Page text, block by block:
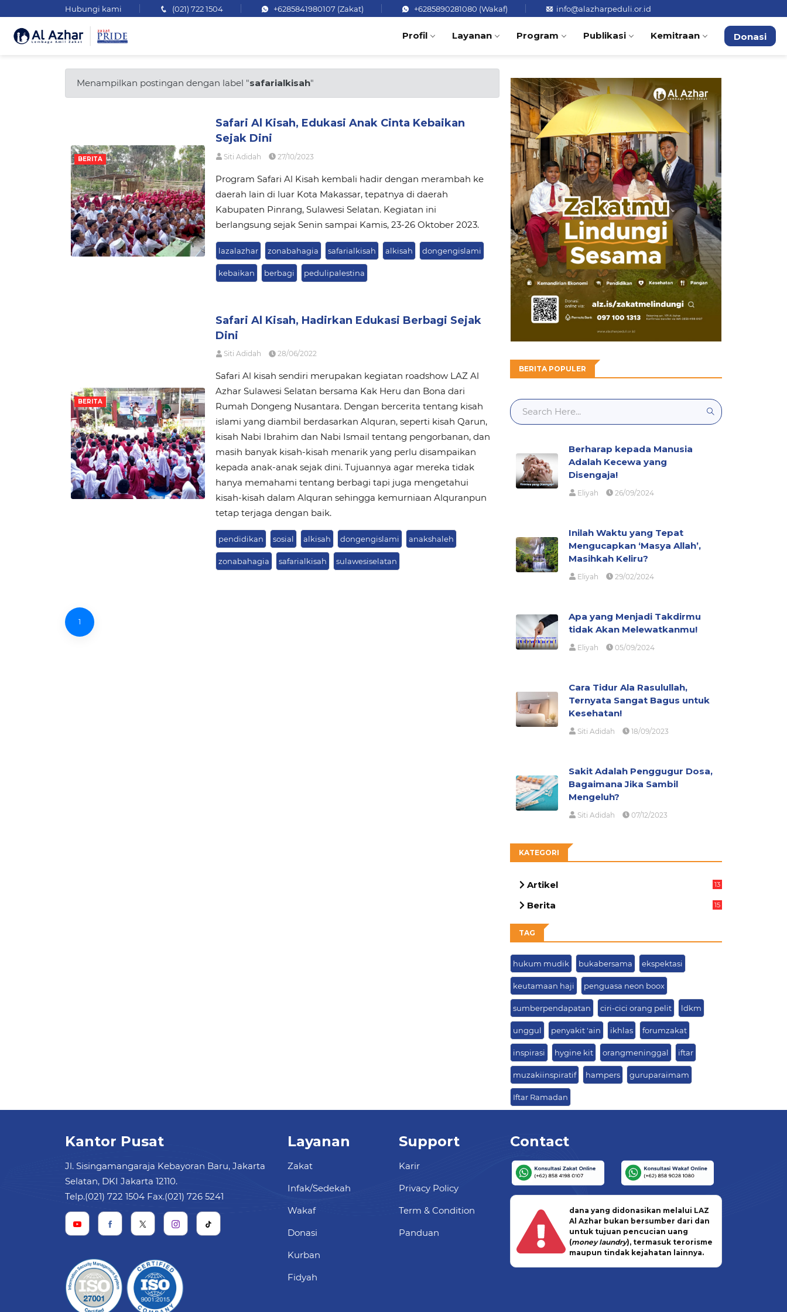
Hubungi kami (021) 722 1504 +6285841980107 (Zakat) +6285890281080 (Wakaf) info@alazharpeduli.or.id
Profil Layanan Program Publikasi Kemitraan Donasi
Menampilkan postingan dengan label "safarialkisah"
BERITA
Safari Al Kisah, Edukasi Anak Cinta Kebaikan
Sejak Dini
Siti Adidah 27/10/2023
Program Safari Al Kisah kembali hadir dengan merambah ke
daerah lain di luar Kota Makassar, tepatnya di daerah
Kabupaten Pinrang, Sulawesi Selatan. Kegiatan ini
berlangsung sejak Senin sampai Kamis, 23-26 Oktober 2023.
lazalazhar zonabahagia safarialkisah alkisah dongengislami
kebaikan berbagi pedulipalestina
BERITA
Safari Al Kisah, Hadirkan Edukasi Berbagi Sejak
Dini
Siti Adidah 28/06/2022
Safari Al kisah sendiri merupakan kegiatan roadshow LAZ Al
Azhar Sulawesi Selatan bersama Kak Heru dan Bona dari
Rumah Dongeng Nusantara. Dengan bercerita tentang kisah
islami yang diambil berdasarkan Alquran, seperti kisah Qarun,
kisah Nabi Ibrahim dan Nabi Ismail tentang pengorbanan, dan
masih banyak kisah-kisah menarik yang perlu disampaikan
kepada anak-anak sejak dini. Tujuannya agar mereka tidak
hanya memahami tentang berbagi tapi juga mengetahui
kisah-kisah dalam Alquran sehingga kemurniaan Alquranpun
tetap terjaga dengan baik.
pendidikan sosial alkisah dongengislami anakshaleh
zonabahagia safarialkisah sulawesiselatan
1
BERITA POPULER
Berharap kepada Manusia
Adalah Kecewa yang
Disengaja!
Eliyah 26/09/2024
Inilah Waktu yang Tepat
Mengucapkan ‘Masya Allah’,
Masihkah Keliru?
Eliyah 29/02/2024
Apa yang Menjadi Takdirmu
tidak Akan Melewatkanmu!
Eliyah 05/09/2024
Cara Tidur Ala Rasulullah,
Ternyata Sangat Bagus untuk
Kesehatan!
Siti Adidah 18/09/2023
Sakit Adalah Penggugur Dosa,
Bagaimana Jika Sambil
Mengeluh?
Siti Adidah 07/12/2023
KATEGORI
Artikel
13
Berita
15
TAG
hukum mudik bukabersama ekspektasi
keutamaan haji penguasa neon boox
sumberpendapatan ciri-cici orang pelit ldkm
unggul penyakit 'ain ikhlas forumzakat
inspirasi hygine kit orangmeninggal iftar
muzakiinspiratif hampers guruparaimam
Iftar Ramadan
Kantor Pusat
Jl. Sisingamangaraja Kebayoran Baru, Jakarta
Selatan, DKI Jakarta 12110.
Telp.(021) 722 1504 Fax.(021) 726 5241
Layanan
Zakat
Infak/Sedekah
Wakaf
Donasi
Kurban
Fidyah
Support
Karir
Privacy Policy
Term & Condition
Panduan
Contact
dana yang didonasikan melalui LAZ
Al Azhar bukan bersumber dari dan
untuk tujuan pencucian uang
(money laundry), termasuk terorisme
maupun tindak kejahatan lainnya.